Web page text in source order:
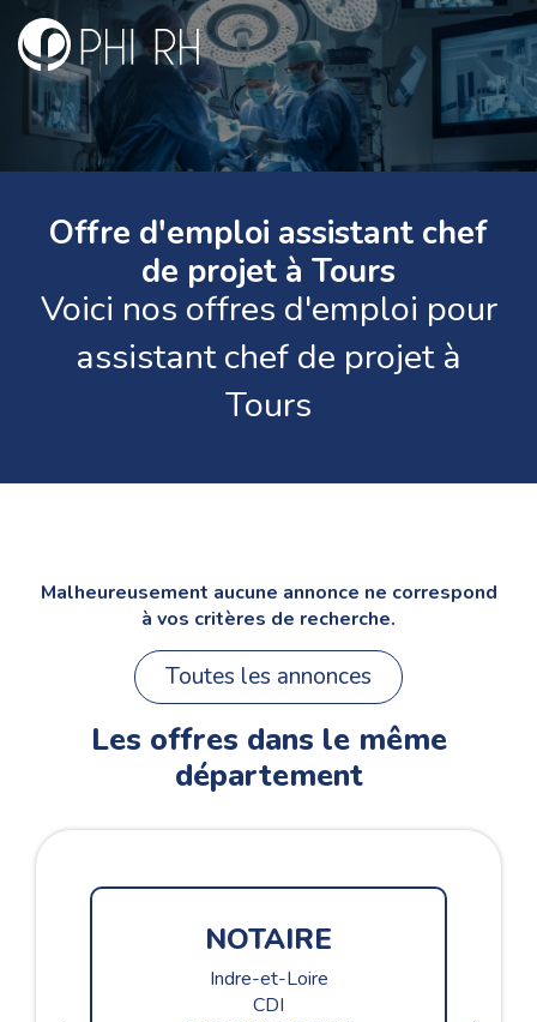
Offre d'emploi assistant chef
de projet à Tours
Voici nos offres d'emploi pour
assistant chef de projet à
Tours
Malheureusement aucune annonce ne correspond
à vos critères de recherche.
Toutes les annonces
Les offres dans le même
département
NOTAIRE
Indre-et-Loire
CDI